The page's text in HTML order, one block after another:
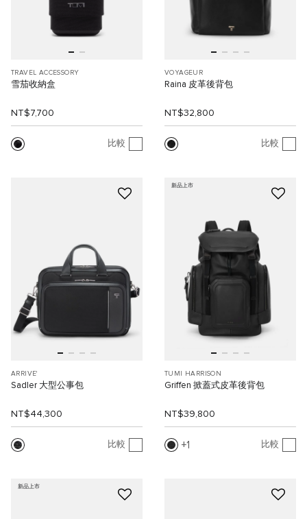
TRAVEL ACCESSORY
雪茄收納盒
NT$7,700
比較
VOYAGEUR
Raina 皮革後背包
NT$32,800
比較
ARRIVE'
Sadler 大型公事包
NT$44,300
比較
新品上市
TUMI HARRISON
Griffen 掀蓋式皮革後背包
NT$39,800
1 比較
新品上市